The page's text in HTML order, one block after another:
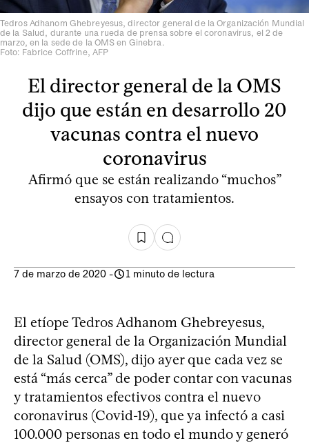
Tedros Adhanom Ghebreyesus, director general de la Organización Mundial
de la Salud, durante una rueda de prensa sobre el coronavirus, el 2 de
marzo, en la sede de la OMS en Ginebra.
Foto: Fabrice Coffrine, AFP
El director general de la OMS
dijo que están en desarrollo 20
vacunas contra el nuevo
coronavirus
Afirmó que se están realizando “muchos”
ensayos con tratamientos.
7 de marzo de 2020 - 1 minuto de lectura
El etíope Tedros Adhanom Ghebreyesus,
director general de la Organización Mundial
de la Salud (OMS), dijo ayer que cada vez se
está “más cerca” de poder contar con vacunas
y tratamientos efectivos contra el nuevo
coronavirus (Covid-19), que ya infectó a casi
100.000 personas en todo el mundo y generó